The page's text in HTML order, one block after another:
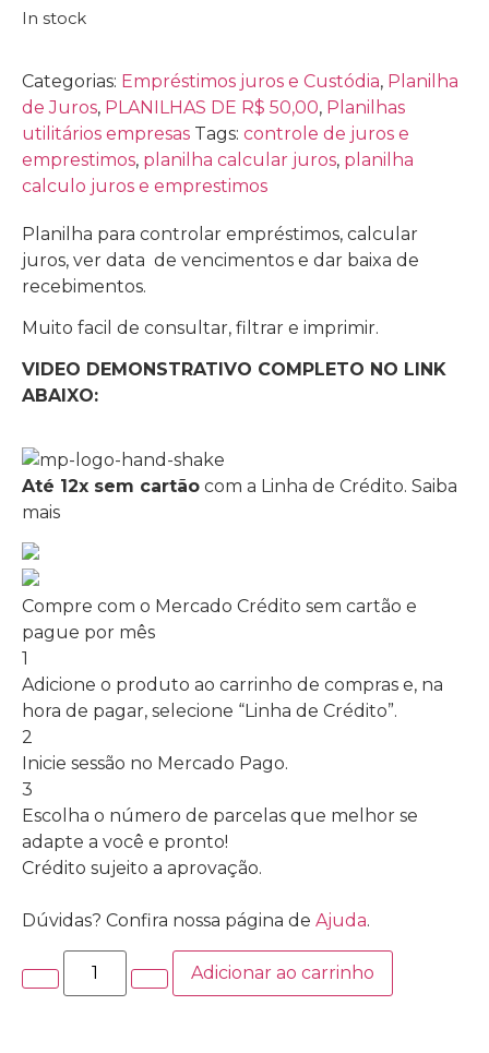
5
In stock
Categorias: Empréstimos juros e Custódia, Planilha
de Juros, PLANILHAS DE R$ 50,00, Planilhas
utilitários empresas Tags: controle de juros e
emprestimos, planilha calcular juros, planilha
calculo juros e emprestimos
Planilha para controlar empréstimos, calcular
juros, ver data de vencimentos e dar baixa de
recebimentos.
Muito facil de consultar, filtrar e imprimir.
VIDEO DEMONSTRATIVO COMPLETO NO LINK
ABAIXO:
Até 12x sem cartão com a Linha de Crédito. Saiba
mais
Compre com o Mercado Crédito sem cartão e
pague por mês
1
Adicione o produto ao carrinho de compras e, na
hora de pagar, selecione “Linha de Crédito”.
2
Inicie sessão no Mercado Pago.
3
Escolha o número de parcelas que melhor se
adapte a você e pronto!
Crédito sujeito a aprovação.
Dúvidas? Confira nossa página de Ajuda.
Adicionar ao carrinho